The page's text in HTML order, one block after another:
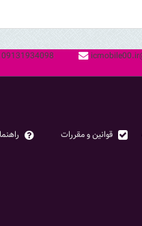
09131934098
قوانین و مقررات